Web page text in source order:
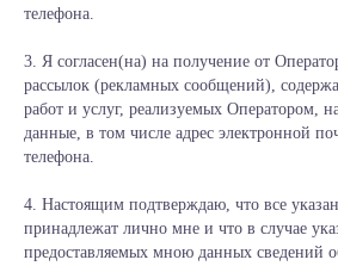
телефона.
3. Я согласен(на) на получение от
рассылок (рекламных сообщений),
работ и услуг, реализуемых Оператором,
данные, в том числе адрес электронной
телефона.
4. Настоящим подтверждаю, что все
принадлежат лично мне и что в случае
предоставляемых мною данных сведений